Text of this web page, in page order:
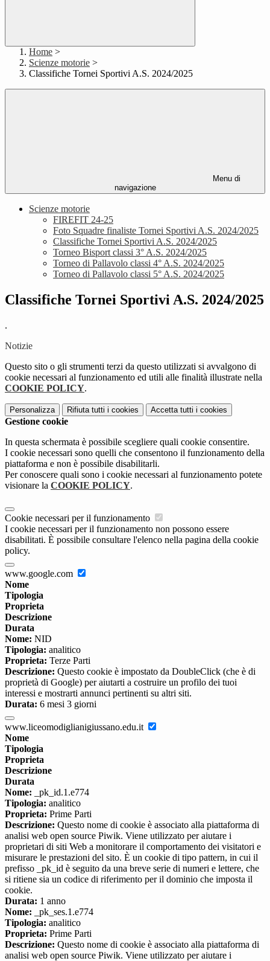
Home >
Scienze motorie >
Classifiche Tornei Sportivi A.S. 2024/2025
Menu di
navigazione
Scienze motorie
FIREFIT 24-25
Foto Squadre finaliste Tornei Sportivi A.S. 2024/2025
Classifiche Tornei Sportivi A.S. 2024/2025
Torneo Bisport classi 3° A.S. 2024/2025
Torneo di Pallavolo classi 4° A.S. 2024/2025
Torneo di Pallavolo classi 5° A.S. 2024/2025
Classifiche Tornei Sportivi A.S. 2024/2025
.
Notizie
Questo sito o gli strumenti terzi da questo utilizzati si avvalgono di
cookie necessari al funzionamento ed utili alle finalità illustrate nella
COOKIE POLICY.
Personalizza Rifiuta tutti i cookies Accetta tutti i cookies
Gestione cookie
In questa schermata è possibile scegliere quali cookie consentire.
I cookie necessari sono quelli che consentono il funzionamento della
piattaforma e non è possibile disabilitarli.
Per conoscere quali sono i cookie necessari al funzionamento potete
visionare la COOKIE POLICY.
Cookie necessari per il funzionamento
I cookie necessari per il funzionamento non possono essere
disabilitati. È possibile consultare l'elenco nella pagina della cookie
policy.
www.google.com
Nome
Tipologia
Proprieta
Descrizione
Durata
Nome: NID
Tipologia: analitico
Proprieta: Terze Parti
Descrizione: Questo cookie è impostato da DoubleClick (che è di
proprietà di Google) per aiutarti a costruire un profilo dei tuoi
interessi e mostrarti annunci pertinenti su altri siti.
Durata: 6 mesi 3 giorni
www.liceomodiglianigiussano.edu.it
Nome
Tipologia
Proprieta
Descrizione
Durata
Nome: _pk_id.1.e774
Tipologia: analitico
Proprieta: Prime Parti
Descrizione: Questo nome di cookie è associato alla piattaforma di
analisi web open source Piwik. Viene utilizzato per aiutare i
proprietari di siti Web a monitorare il comportamento dei visitatori e
misurare le prestazioni del sito. È un cookie di tipo pattern, in cui il
prefisso _pk_id è seguito da una breve serie di numeri e lettere, che
si ritiene sia un codice di riferimento per il dominio che imposta il
cookie.
Durata: 1 anno
Nome: _pk_ses.1.e774
Tipologia: analitico
Proprieta: Prime Parti
Descrizione: Questo nome di cookie è associato alla piattaforma di
analisi web open source Piwik. Viene utilizzato per aiutare i